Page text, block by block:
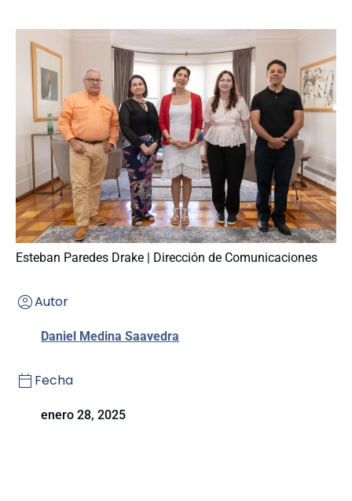
Esteban Paredes Drake | Dirección de Comunicaciones
Autor
Daniel Medina Saavedra
Fecha
enero 28, 2025